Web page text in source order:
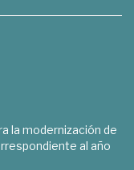
la modernización de
al año